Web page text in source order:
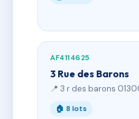
AF4114625
3 Rue des Barons
📍 3 r des barons
🏠 8 lots